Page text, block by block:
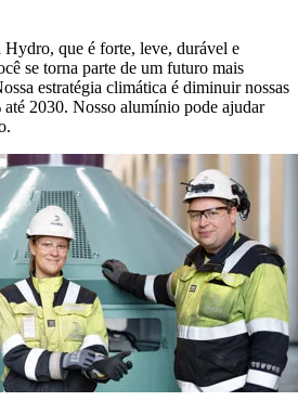
que é forte, leve, durável e
se torna parte de um futuro mais
estratégia climática é diminuir nossas
2030. Nosso alumínio pode ajudar